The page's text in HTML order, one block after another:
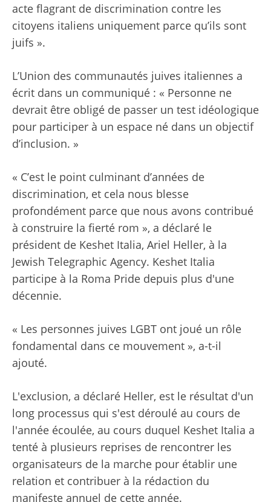
acte flagrant de discrimination contre les
citoyens italiens uniquement parce qu’ils sont
juifs ».
L’Union des communautés juives italiennes a
écrit dans un communiqué : « Personne ne
devrait être obligé de passer un test idéologique
pour participer à un espace né dans un objectif
d’inclusion. »
« C’est le point culminant d’années de
discrimination, et cela nous blesse
profondément parce que nous avons contribué
à construire la fierté rom », a déclaré le
président de Keshet Italia, Ariel Heller, à la
Jewish Telegraphic Agency. Keshet Italia
participe à la Roma Pride depuis plus d'une
décennie.
« Les personnes juives LGBT ont joué un rôle
fondamental dans ce mouvement », a-t-il
ajouté.
L'exclusion, a déclaré Heller, est le résultat d'un
long processus qui s'est déroulé au cours de
l'année écoulée, au cours duquel Keshet Italia a
tenté à plusieurs reprises de rencontrer les
organisateurs de la marche pour établir une
relation et contribuer à la rédaction du
manifeste annuel de cette année.